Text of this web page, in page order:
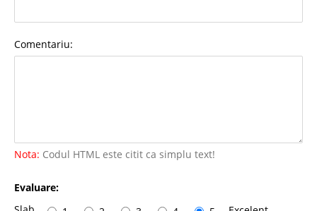
Comentariu:
Nota: Codul HTML este citit ca simplu text!
Evaluare: